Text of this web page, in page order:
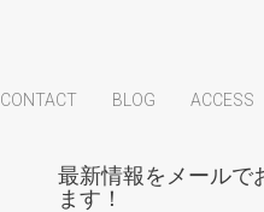
CONTACT BLOG ACCESS
最新情報をメールで
ます！